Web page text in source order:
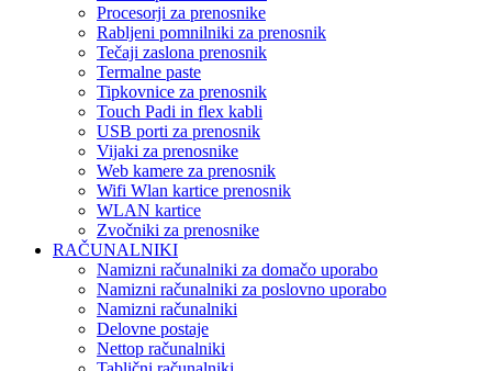
Procesorji za prenosnike
Rabljeni pomnilniki za prenosnik
Tečaji zaslona prenosnik
Termalne paste
Tipkovnice za prenosnik
Touch Padi in flex kabli
USB porti za prenosnik
Vijaki za prenosnike
Web kamere za prenosnik
Wifi Wlan kartice prenosnik
WLAN kartice
Zvočniki za prenosnike
RAČUNALNIKI
Namizni računalniki za domačo uporabo
Namizni računalniki za poslovno uporabo
Namizni računalniki
Delovne postaje
Nettop računalniki